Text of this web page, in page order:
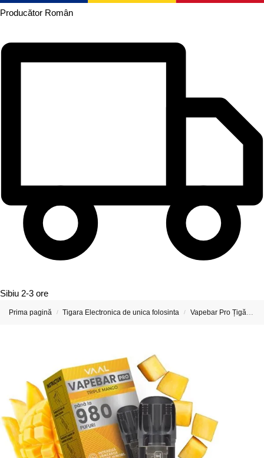
Producător Român
Sibiu 2-3 ore
Prima pagină / Tigara Electronica de unica folosinta / Vapebar Pro Țigări Electronice & Vape-uri